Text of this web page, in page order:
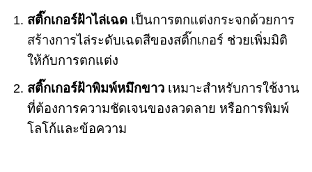
สติ๊กเกอร์ฝ้าไล่เฉดเป็นการตกแต่งกระจกด้วยการ
สร้างการไล่ระดับเฉดสีของสติ๊กเกอร์ ช่วยเพิ่มมิติ
ให้กับการตกแต่ง
สติ๊กเกอร์ฝ้าพิมพ์หมึกขาวเหมาะสำหรับการใช้งาน
ที่ต้องการความชัดเจนของลวดลาย หรือการพิมพ์
โลโก้และข้อความ